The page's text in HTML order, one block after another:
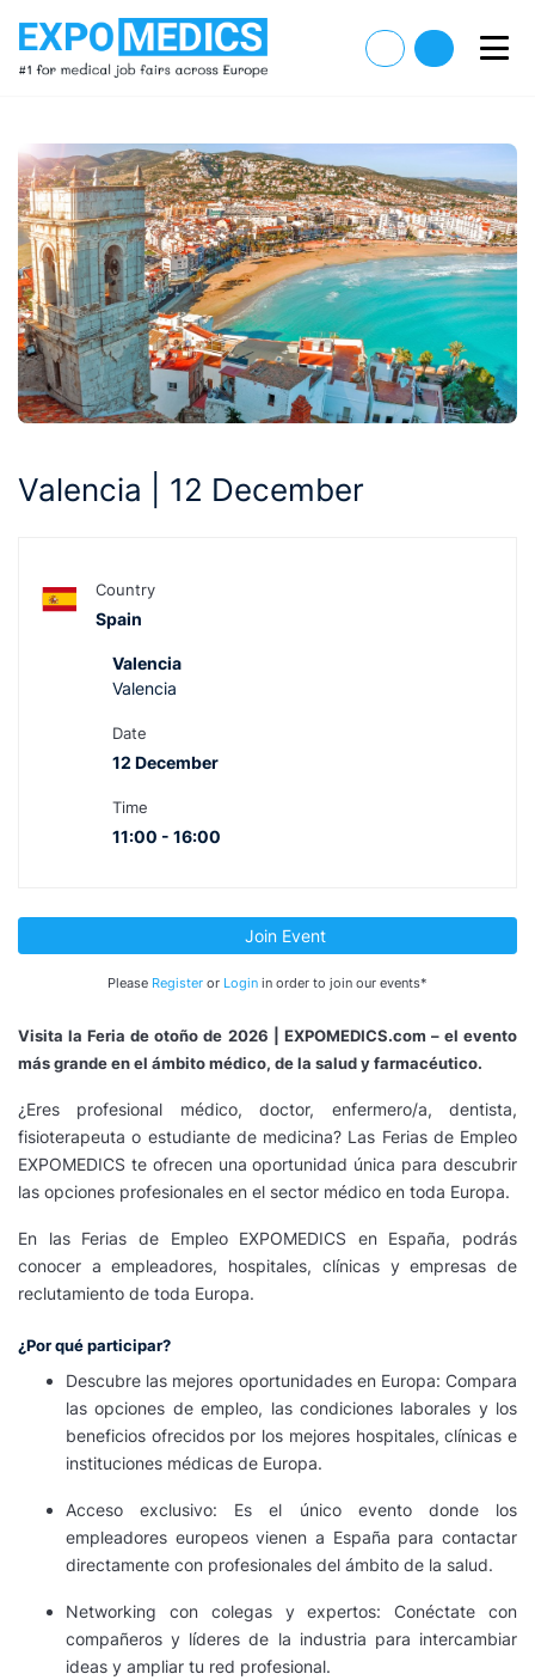
Valencia | 12 December
Country
Spain
Valencia
Valencia
Date
12 December
Time
11:00 - 16:00
Join Event
Please Register or Login in order to join our events*
Visita la Feria de otoño de 2026 | EXPOMEDICS.com – el evento
más grande en el ámbito médico, de la salud y farmacéutico.
¿Eres profesional médico, doctor, enfermero/a, dentista,
fisioterapeuta o estudiante de medicina? Las Ferias de Empleo
EXPOMEDICS te ofrecen una oportunidad única para descubrir
las opciones profesionales en el sector médico en toda Europa.
En las Ferias de Empleo EXPOMEDICS en España, podrás
conocer a empleadores, hospitales, clínicas y empresas de
reclutamiento de toda Europa.
¿Por qué participar?
Descubre las mejores oportunidades en Europa: Compara
las opciones de empleo, las condiciones laborales y los
beneficios ofrecidos por los mejores hospitales, clínicas e
instituciones médicas de Europa.
Acceso exclusivo: Es el único evento donde los
empleadores europeos vienen a España para contactar
directamente con profesionales del ámbito de la salud.
Networking con colegas y expertos: Conéctate con
compañeros y líderes de la industria para intercambiar
ideas y ampliar tu red profesional.